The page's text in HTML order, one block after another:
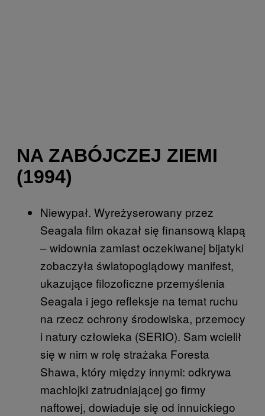
NA ZABÓJCZEJ ZIEMI
(1994)
Niewypał. Wyreżyserowany przez
Seagala film okazał się finansową klapą
– widownia zamiast oczekiwanej bijatyki
zobaczyła światopoglądowy manifest,
ukazujące filozoficzne przemyślenia
Seagala i jego refleksje na temat ruchu
na rzecz ochrony środowiska, przemocy
i natury człowieka (SERIO). Sam wcielił
się w nim w rolę strażaka Foresta
Shawa, który między innymi: odkrywa
machlojki zatrudniającej go firmy
naftowej, dowiaduje się od innuickiego